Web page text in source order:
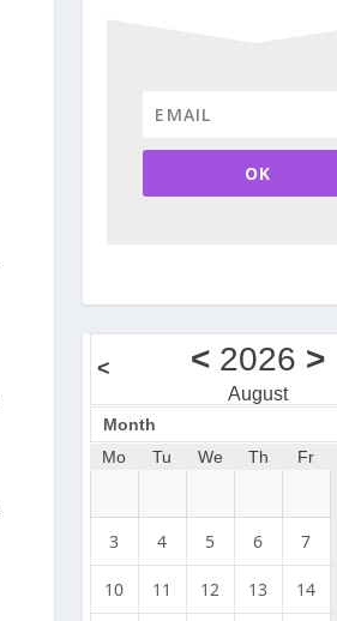
OK
< < 2026 >
August
Month
Mo
Tu We Th Fr
3 4 5 6 7
10 11 12 13 14